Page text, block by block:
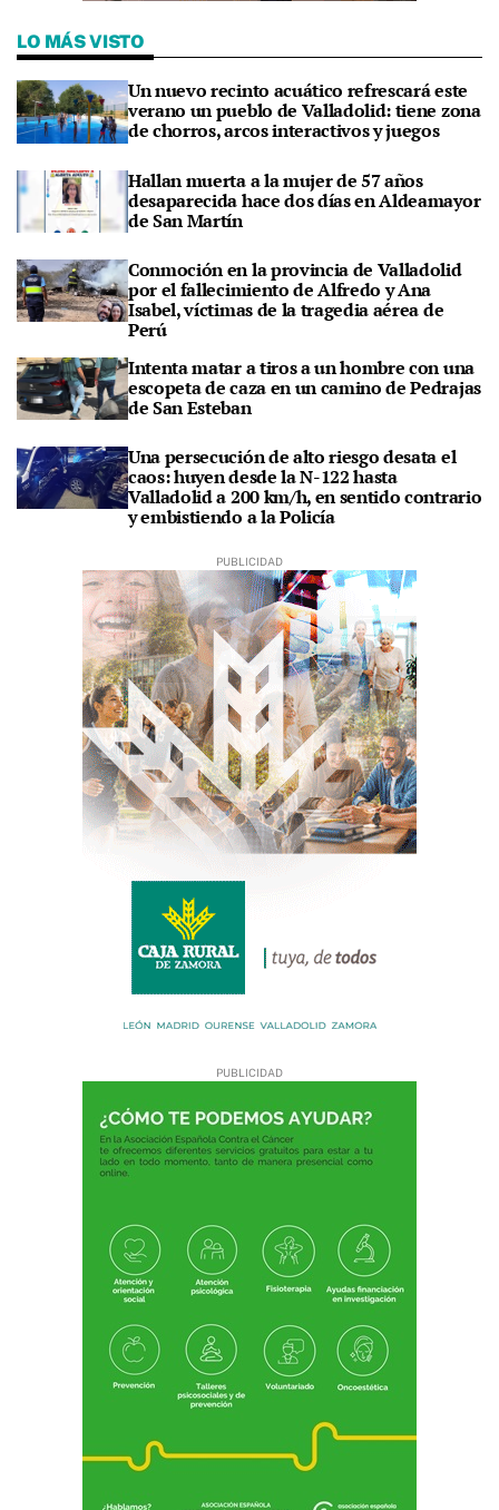
LO MÁS VISTO
Un nuevo recinto acuático refrescará este
verano un pueblo de Valladolid: tiene zona
de chorros, arcos interactivos y juegos
Hallan muerta a la mujer de 57 años
desaparecida hace dos días en Aldeamayor
de San Martín
Conmoción en la provincia de Valladolid
por el fallecimiento de Alfredo y Ana
Isabel, víctimas de la tragedia aérea de
Perú
Intenta matar a tiros a un hombre con una
escopeta de caza en un camino de Pedrajas
de San Esteban
Una persecución de alto riesgo desata el
caos: huyen desde la N-122 hasta
Valladolid a 200 km/h, en sentido contrario
y embistiendo a la Policía